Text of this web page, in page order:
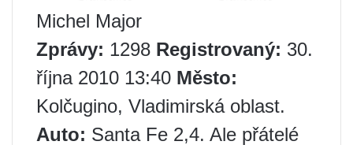
Michel Major
Zprávy: 1298 Registrovaný: 30.
října 2010 13:40 Město:
Kolčugino, Vladimirská oblast.
Auto: Santa Fe 2,4. Ale přátelé